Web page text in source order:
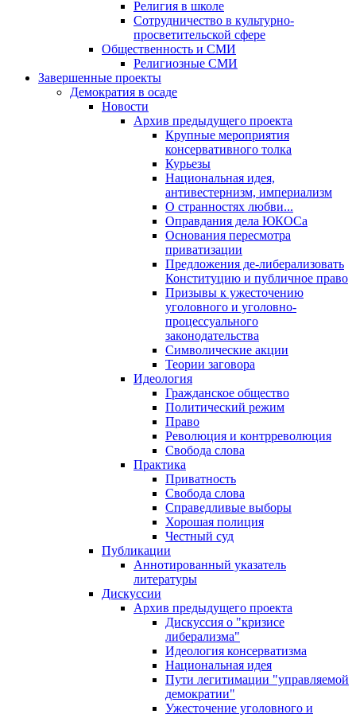
Религия в школе
Сотрудничество в культурно-
просветительской сфере
Общественность и СМИ
Религиозные СМИ
Завершенные проекты
Демократия в осаде
Новости
Архив предыдущего проекта
Крупные мероприятия
консервативного толка
Курьезы
Национальная идея,
антивестернизм, империализм
О странностях любви...
Оправдания дела ЮКОСа
Основания пересмотра
приватизации
Предложения де-либерализовать
Конституцию и публичное право
Призывы к ужесточению
уголовного и уголовно-
процессуального
законодательства
Символические акции
Теории заговора
Идеология
Гражданское общество
Политический режим
Право
Революция и контрреволюция
Свобода слова
Практика
Приватность
Свобода слова
Справедливые выборы
Хорошая полиция
Честный суд
Публикации
Аннотированный указатель
литературы
Дискуссии
Архив предыдущего проекта
Дискуссия о "кризисе
либерализма"
Идеология консерватизма
Национальная идея
Пути легитимации "управляемой
демократии"
Ужесточение уголовного и